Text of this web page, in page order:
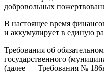
добровольных
В настоящее время
и аккумулирует в единую
Требования об
государственного
(далее — Требования №